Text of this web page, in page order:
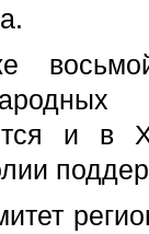
и в